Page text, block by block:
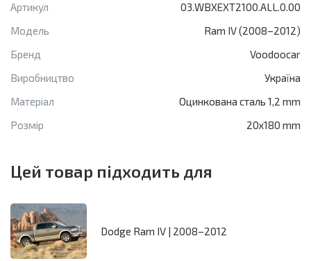
Артикул
03.WBXEXT2100.ALL.0.00
Модель
Ram IV (2008–2012)
Бренд
Voodoocar
Виробництво
Україна
Матеріал
Оцинкована сталь 1,2 mm
Розмір
20x180 mm
Цей товар підходить для
Dodge Ram IV | 2008–2012